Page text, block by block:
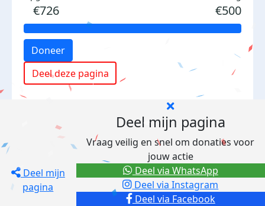
€726 €500
Doneer
Deel deze pagina
Deel mijn
pagina
Deel mijn pagina
Vraag veilig en snel om donaties voor
jouw actie
Deel via Facebook
Deel via Instagram
Deel via WhatsApp